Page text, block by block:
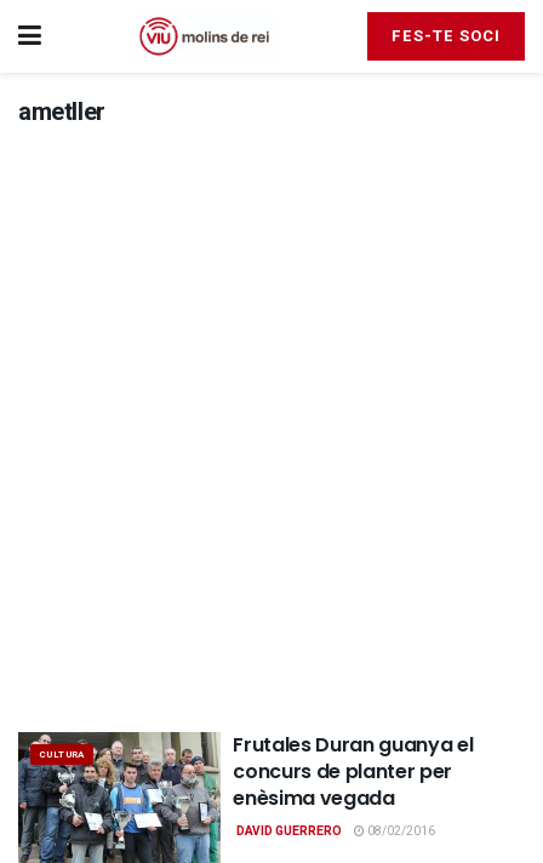
FES-TE SOCI
ametller
CULTURA
Frutales Duran guanya el
concurs de planter per
enèsima vegada
DAVID GUERRERO 08/02/2016